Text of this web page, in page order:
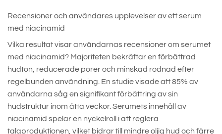
Recensioner och användares upplevelser av ett serum
med niacinamid
Vilka resultat visar användarnas recensioner om serumet
med niacinamid? Majoriteten bekräftar en förbättrad
hudton, reducerade porer och minskad rodnad efter
regelbunden användning. En studie visade att 85% av
användarna såg en signifikant förbättring av sin
hudstruktur inom åtta veckor. Serumets innehåll av
niacinamid spelar en nyckelroll i att reglera
talgproduktionen, vilket bidrar till mindre oljig hud och färre